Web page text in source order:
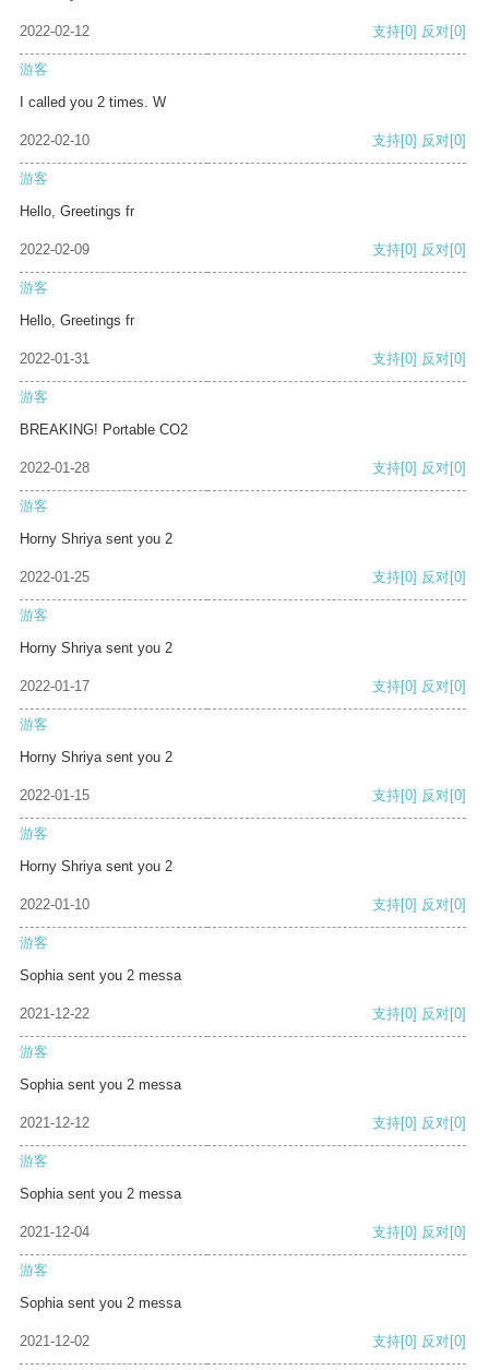
2022-02-12 支持[0] 反对[0]
游客
I called you 2 times. W
2022-02-10 支持[0] 反对[0]
游客
Hello, Greetings fr
2022-02-09 支持[0] 反对[0]
游客
Hello, Greetings fr
2022-01-31 支持[0] 反对[0]
游客
BREAKING! Portable CO2
2022-01-28 支持[0] 反对[0]
游客
Horny Shriya sent you 2
2022-01-25 支持[0] 反对[0]
游客
Horny Shriya sent you 2
2022-01-17 支持[0] 反对[0]
游客
Horny Shriya sent you 2
2022-01-15 支持[0] 反对[0]
游客
Horny Shriya sent you 2
2022-01-10 支持[0] 反对[0]
游客
Sophia sent you 2 messa
2021-12-22 支持[0] 反对[0]
游客
Sophia sent you 2 messa
2021-12-12 支持[0] 反对[0]
游客
Sophia sent you 2 messa
2021-12-04 支持[0] 反对[0]
游客
Sophia sent you 2 messa
2021-12-02 支持[0] 反对[0]